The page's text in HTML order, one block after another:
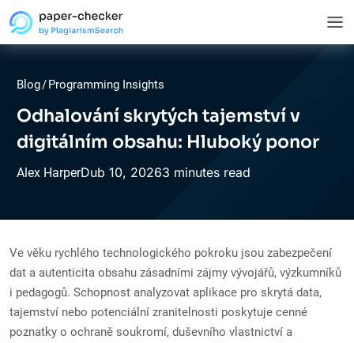
Blog/Programming Insights
Odhalování skrytých tajemství v
digitálním obsahu: Hluboký ponor
Alex HarperDub 10, 20263 minutes read
Ve věku rychlého technologického pokroku jsou zabezpečení
dat a autenticita obsahu zásadními zájmy vývojářů, výzkumníků
i pedagogů. Schopnost analyzovat aplikace pro skrytá data,
tajemství nebo potenciální zranitelnosti poskytuje cenné
poznatky o ochraně soukromí, duševního vlastnictví a